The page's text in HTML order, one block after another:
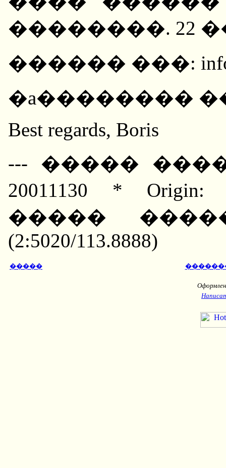
��������. 22
������ ���:
�a��������
Best regards, Boris
--- �����
20011130 *
�����
(2:5020/113.8888)
�����